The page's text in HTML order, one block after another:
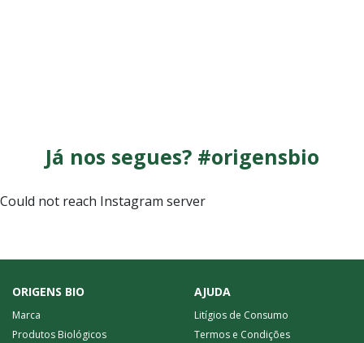
Já nos segues? #origensbio
Could not reach Instagram server
ORIGENS BIO
Marca
Produtos Biológicos
AJUDA
Litígios de Consumo
Termos e Condições